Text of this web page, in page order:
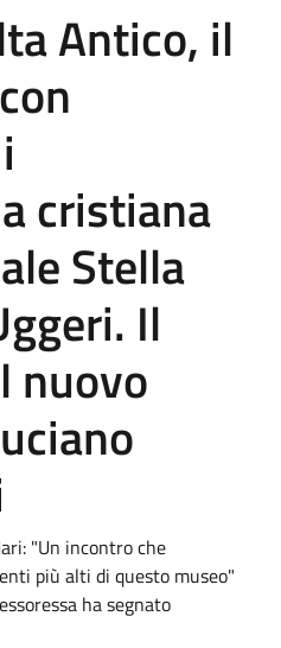
Antico, il
cristiana
Stella
Il
nuovo
"Un incontro che
più alti di questo museo"
ha segnato